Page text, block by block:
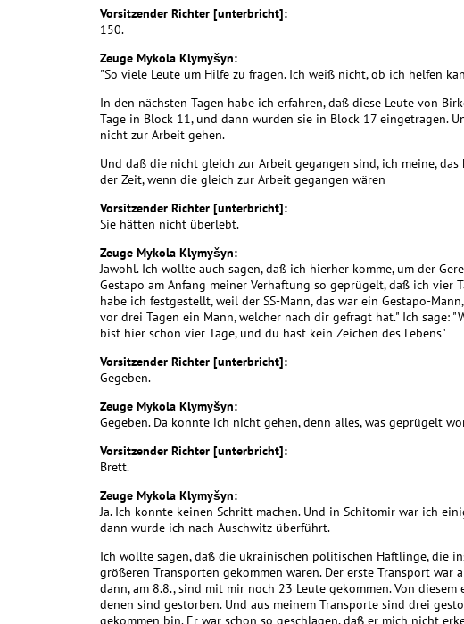
Vorsitzender Richter [unterbricht]:
150.
Zeuge Mykola Klymyšyn:
"So viele Leute um Hilfe zu fragen. Ich weiß nicht, ob ich helfen
In den nächsten Tagen habe ich erfahren, daß diese Leute von
Tage in Block 11, und dann wurden sie in Block 17 eingetragen.
nicht zur Arbeit gehen.
Und daß die nicht gleich zur Arbeit gegangen sind, ich meine,
der Zeit, wenn die gleich zur Arbeit gegangen wären
Vorsitzender Richter [unterbricht]:
Sie hätten nicht überlebt.
Zeuge Mykola Klymyšyn:
Jawohl. Ich wollte auch sagen, daß ich hierher komme, um der
Gestapo am Anfang meiner Verhaftung so geprügelt, daß ich vier
habe ich festgestellt, weil der SS-Mann, das war ein Gestapo-
vor drei Tagen ein Mann, welcher nach dir gefragt hat." Ich sage:
bist hier schon vier Tage, und du hast kein Zeichen des Lebens"
Vorsitzender Richter [unterbricht]:
Gegeben.
Zeuge Mykola Klymyšyn:
Gegeben. Da konnte ich nicht gehen, denn alles, was geprügelt
Vorsitzender Richter [unterbricht]:
Brett.
Zeuge Mykola Klymyšyn:
Ja. Ich konnte keinen Schritt machen. Und in Schitomir war ich
dann wurde ich nach Auschwitz überführt.
Ich wollte sagen, daß die ukrainischen politischen Häftlinge, die
größeren Transporten gekommen waren. Der erste Transport war
dann, am 8.8., sind mit mir noch 23 Leute gekommen. Von
denen sind gestorben. Und aus meinem Transporte sind drei
gekommen bin. Er war schon so geschlagen, daß er mich nicht